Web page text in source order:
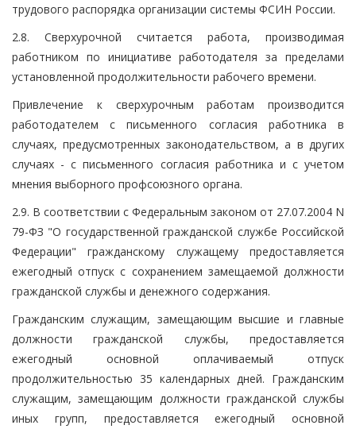
трудового распорядка организации системы ФСИН России.
2.8. Сверхурочной считается работа, производимая
работником по инициативе работодателя за пределами
установленной продолжительности рабочего времени.
Привлечение к сверхурочным работам производится
работодателем с письменного согласия работника в
случаях, предусмотренных законодательством, а в других
случаях - с письменного согласия работника и с учетом
мнения выборного профсоюзного органа.
2.9. В соответствии с Федеральным законом от 27.07.2004 N
79-ФЗ "О государственной гражданской службе Российской
Федерации" гражданскому служащему предоставляется
ежегодный отпуск с сохранением замещаемой должности
гражданской службы и денежного содержания.
Гражданским служащим, замещающим высшие и главные
должности гражданской службы, предоставляется
ежегодный основной оплачиваемый отпуск
продолжительностью 35 календарных дней. Гражданским
служащим, замещающим должности гражданской службы
иных групп, предоставляется ежегодный основной